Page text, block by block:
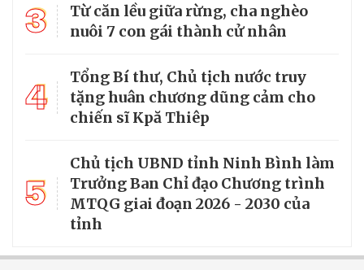
3
Từ căn lều giữa rừng, cha nghèo
nuôi 7 con gái thành cử nhân
4
Tổng Bí thư, Chủ tịch nước truy
tặng huân chương dũng cảm cho
chiến sĩ Kpă Thiêp
5
Chủ tịch UBND tỉnh Ninh Bình làm
Trưởng Ban Chỉ đạo Chương trình
MTQG giai đoạn 2026 - 2030 của
tỉnh